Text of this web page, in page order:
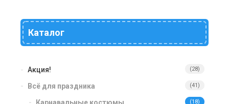
Каталог
Акция! (28)
Всё для праздника (41)
(18)